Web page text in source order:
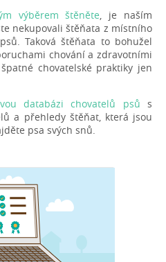
výběrem štěněte, je naším
nekupovali štěňata z místního
Taková štěňata to bohužel
chování a zdravotními
chovatelské praktiky jen
databázi chovatelů psů s
a přehledy štěňat, která jsou
psa svých snů.